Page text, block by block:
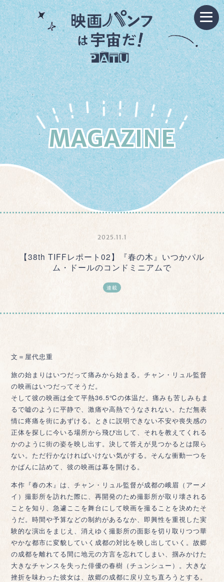
MAGAZINE
2025.11.1
【38th TIFFレポート02】『春の木』いつかパル
ム・ドールのコンドミニアムで
連載
文＝屋代忠重
旅の始まりはいつだって痛みから始まる。チャン・リュル監督
の映画はいつだってそうだ。
そして彼の映画は全て平熱36.5℃の体温だ。痛みも苦しみもま
るで嘘のように平静で、激痛や高熱でうなされない。ただ無表
情に疼痛を街にあずける。ときに説明できない不安や喪失感の
正体を探しに今いる場所から飛び出して、それを教えてくれる
かのように街の姿を映し出す。決して答えが見つかるとは限ら
ない。ただ行かなければいけない気がする。そんな衝動一つを
かばんに詰めて、彼の映画は幕を開ける。
本作『春の木』は、チャン・リュル監督が成都の峨眉（アーメ
イ）撮影所を訪れた際に、再開発のため撮影所が取り壊される
ことを知り、急遽ここを舞台にして映画を撮ることを決めたそ
うだ。時間や予算などの制約があるなか、即興性を重視した実
験的な演出をまじえ、消えゆく撮影所の面影を切り取りつつ華
やかな都市に変貌していく成都の対比を映し出していく。故郷
の成都を離れてる間に地元の方言を忘れてしまい、掴みかけた
大きなチャンスを失った俳優の春樹（チュンシュー）。大きな
挫折を味わった彼女は、故郷の成都に戻り立ち直ろうとする。